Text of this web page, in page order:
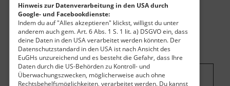
Hinweis zur Datenverarbeitung in den USA durch
Google- und Facebookdienste:
Indem du auf "Alles akzeptieren" klickst, willigst du unter
anderem auch gem. Art. 6 Abs. 1 S. 1 lit. a) DSGVO ein, dass
deine Daten in den USA verarbeitet werden könnten. Der
Datenschutzstandard in den USA ist nach Ansicht des
EuGHs unzureichend und es besteht die Gefahr, dass Ihre
Daten durch die US-Behörden zu Kontroll- und
Überwachungszwecken, möglicherweise auch ohne
Rechtsbehelfsmöglichkeiten, verarbeitet werden. Du kannst